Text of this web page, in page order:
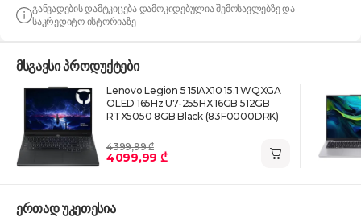
განვადების დამტკიცება დამოკიდებულია შემოსავლებზე და
საკრედიტო ისტორიაზე
მსგავსი პროდუქტები
Lenovo Legion 5 15IAX10 15.1 WQXGA
OLED 165Hz U7-255HX 16GB 512GB
RTX5050 8GB Black (83F0000DRK)
4399,99 ₾
4099,99 ₾
ერთად უკეთესია